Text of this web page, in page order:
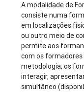
A modalidade de
consiste numa
em localizações
ou outro meio de
permite aos
com os
metodologia, os
interagir,
simultâneo